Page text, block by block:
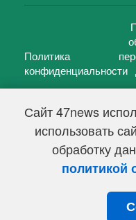
Сайт 47news
использовать
обработку
политикой
Политика
конфиденциальности
47 новостей (47 news)
Свидетельство о
Федеральной службой по
информационных